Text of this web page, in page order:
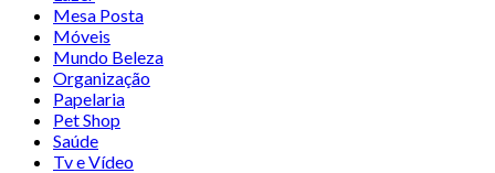
Mesa Posta
Móveis
Mundo Beleza
Organização
Papelaria
Pet Shop
Saúde
Tv e Vídeo